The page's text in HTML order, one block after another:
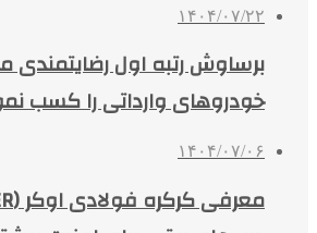
۱۴۰۴/۰۷/۲۲
برساوش رتبه اول رضایتمندی
خودروهای وارداتی را کسب
۱۴۰۴/۰۷/۰۶